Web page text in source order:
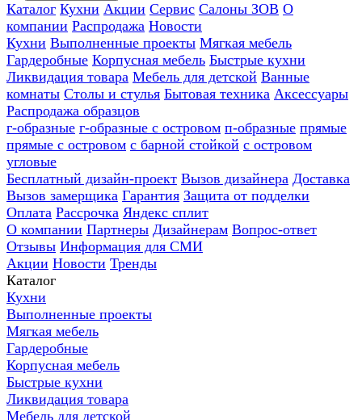
Каталог Кухни Акции Сервис Салоны ЗОВ О
компании Распродажа Новости
Кухни Выполненные проекты Мягкая мебель
Гардеробные Корпусная мебель Быстрые кухни
Ликвидация товара Мебель для детской Ванные
комнаты Столы и стулья Бытовая техника Аксессуары
Распродажа образцов
г-образные г-образные с островом п-образные прямые
прямые с островом с барной стойкой с островом
угловые
Бесплатный дизайн-проект Вызов дизайнера Доставка
Вызов замерщика Гарантия Защита от подделки
Оплата Рассрочка Яндекс сплит
О компании Партнеры Дизайнерам Вопрос-ответ
Отзывы Информация для СМИ
Акции Новости Тренды
Каталог
Кухни
Выполненные проекты
Мягкая мебель
Гардеробные
Корпусная мебель
Быстрые кухни
Ликвидация товара
Мебель для детской